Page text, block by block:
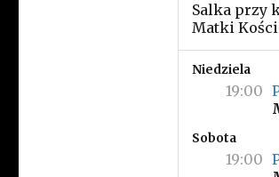
Salka przy
Matki
Niedziela
19:00
Sobota
19:00